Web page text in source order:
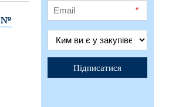
№
*
Підписатися